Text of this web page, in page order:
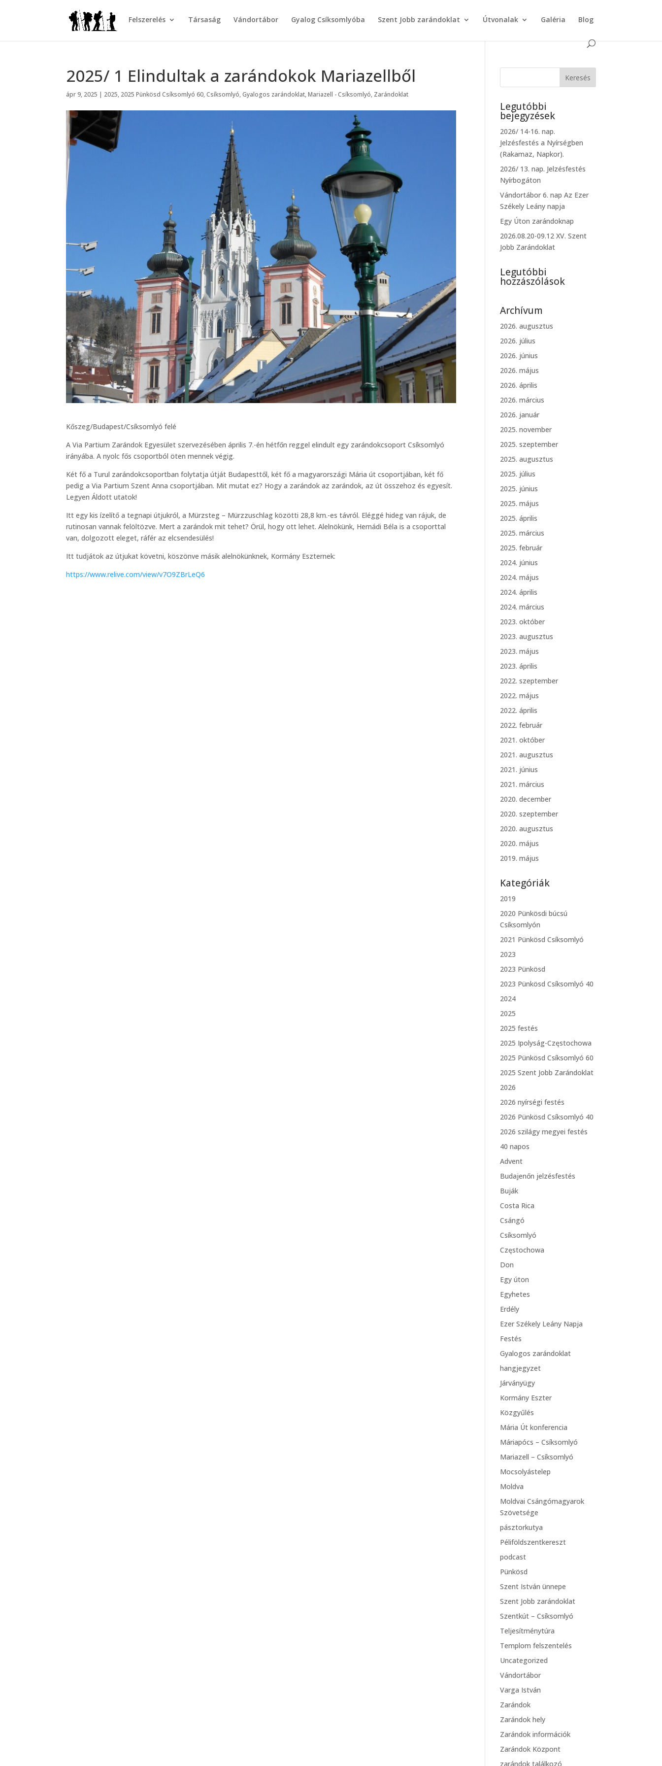
Felszerelés Társaság Vándortábor Gyalog Csíksomlyóba Szent Jobb zarándoklat Útvonalak Galéria Blog
2025/ 1 Elindultak a zarándokok Mariazellből
ápr 9, 2025 | 2025, 2025 Pünkösd Csíksomlyó 60,Csíksomlyó,Gyalogos zarándoklat,Mariazell - Csíksomlyó, Zarándoklat
Kőszeg/Budapest/Csíksomlyó felé
A Via Partium Zarándok Egyesület szervezésében április 7.-én hétfőn reggel elindult egy zarándokcsoport Csíksomlyó
irányába. A nyolc fős csoportból öten mennek végig.
Két fő a Turul zarándokcsoportban folytatja útját Budapesttől, két fő a magyarországi Mária út csoportjában, két fő
pedig a Via Partium Szent Anna csoportjában. Mit mutat ez? Hogy a zarándok az zarándok, az út összehoz és egyesít.
Legyen Áldott utatok!
Itt egy kis ízelítő a tegnapi útjukról, a Mürzsteg – Mürzzuschlag közötti 28,8 km.-es távról. Eléggé hideg van rájuk, de
rutinosan vannak felöltözve. Mert a zarándok mit tehet? Örül, hogy ott lehet. Alelnökünk, Hernádi Béla is a csoporttal
van, dolgozott eleget, ráfér az elcsendesülés!
Itt tudjátok az útjukat követni, köszönve másik alelnökünknek, Kormány Eszternek:
https://www.relive.com/view/v7O9ZBrLeQ6
Legutóbbi
bejegyzések
2026/ 14-16. nap.
Jelzésfestés a Nyírségben
(Rakamaz, Napkor).
2026/ 13. nap. Jelzésfestés
Nyírbogáton
Vándortábor 6. nap Az Ezer
Székely Leány napja
Egy Úton zarándoknap
2026.08.20-09.12 XV. Szent
Jobb Zarándoklat
Legutóbbi
hozzászólások
Archívum
2026. augusztus
2026. július
2026. június
2026. május
2026. április
2026. március
2026. január
2025. november
2025. szeptember
2025. augusztus
2025. július
2025. június
2025. május
2025. április
2025. március
2025. február
2024. június
2024. május
2024. április
2024. március
2023. október
2023. augusztus
2023. május
2023. április
2022. szeptember
2022. május
2022. április
2022. február
2021. október
2021. augusztus
2021. június
2021. március
2020. december
2020. szeptember
2020. augusztus
2020. május
2019. május
Kategóriák
2019
2020 Pünkösdi búcsú
Csíksomlyón
2021 Pünkösd Csíksomlyó
2023
2023 Pünkösd
2023 Pünkösd Csíksomlyó 40
2024
2025
2025 festés
2025 Ipolyság-Częstochowa
2025 Pünkösd Csíksomlyó 60
2025 Szent Jobb Zarándoklat
2026
2026 nyírségi festés
2026 Pünkösd Csíksomlyó 40
2026 szilágy megyei festés
40 napos
Advent
Budajenőn jelzésfestés
Buják
Costa Rica
Csángó
Csíksomlyó
Częstochowa
Don
Egy úton
Egyhetes
Erdély
Ezer Székely Leány Napja
Festés
Gyalogos zarándoklat
hangjegyzet
Járványügy
Kormány Eszter
Közgyűlés
Mária Út konferencia
Máriapócs – Csíksomlyó
Mariazell – Csíksomlyó
Mocsolyástelep
Moldva
Moldvai Csángómagyarok
Szövetsége
pásztorkutya
Péliföldszentkereszt
podcast
Pünkösd
Szent István ünnepe
Szent Jobb zarándoklat
Szentkút – Csíksomlyó
Teljesítménytúra
Templom felszentelés
Uncategorized
Vándortábor
Varga István
Zarándok
Zarándok hely
Zarándok információk
Zarándok Központ
zarándok találkozó